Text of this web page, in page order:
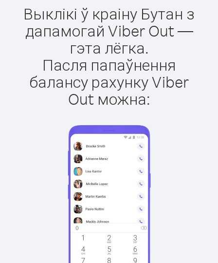
Выклікі ў краіну Бутан з
дапамогай Viber Out —
гэта лёгка.
Пасля папаўнення
балансу рахунку Viber
Out можна: